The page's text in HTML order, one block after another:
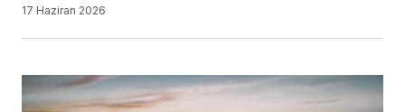
17 Haziran 2026